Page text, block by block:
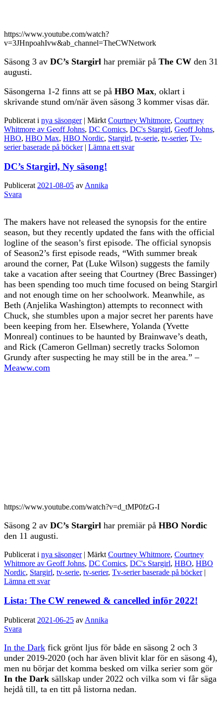
https://www.youtube.com/watch?
v=3JHnpoahIvw&ab_channel=TheCWNetwork
Säsong 3 av DC’s Stargirl har premiär på The CW den 31
augusti.
Säsongerna 1-2 finns att se på HBO Max, oklart i
skrivande stund om/när även säsong 3 kommer visas där.
Publicerat i nya säsonger | Märkt Courtney Whitmore, Courtney
Whitmore av Geoff Johns, DC Comics, DC's Stargirl, Geoff Johns,
HBO, HBO Max, HBO Nordic, Stargirl, tv-serie, tv-serier, Tv-
serier baserade på böcker | Lämna ett svar
DC’s Stargirl, Ny säsong!
Publicerat 2021-08-05 av Annika
Svara
The makers have not released the synopsis for the entire
season, but they recently updated the fans with the official
logline of the season’s first episode. The official synopsis
of Season2’s first episode reads, “With summer break
around the corner, Pat (Luke Wilson) suggests the family
take a vacation after seeing that Courtney (Brec Bassinger)
has been spending too much time focused on being Stargirl
and not enough time on her schoolwork. Meanwhile, as
Beth (Anjelika Washington) attempts to reconnect with
Chuck, she stumbles upon a major secret her parents have
been keeping from her. Elsewhere, Yolanda (Yvette
Monreal) continues to be haunted by Brainwave’s death,
and Rick (Cameron Gellman) secretly tracks Solomon
Grundy after suspecting he may still be in the area.” –
Meaww.com
https://www.youtube.com/watch?v=d_tMP0fzG-I
Säsong 2 av DC’s Stargirl har premiär på HBO Nordic
den 11 augusti.
Publicerat i nya säsonger | Märkt Courtney Whitmore, Courtney
Whitmore av Geoff Johns, DC Comics, DC's Stargirl, HBO, HBO
Nordic, Stargirl, tv-serie, tv-serier, Tv-serier baserade på böcker |
Lämna ett svar
Lista: The CW renewed & cancelled inför 2022!
Publicerat 2021-06-25 av Annika
Svara
In the Dark fick grönt ljus för både en säsong 2 och 3
under 2019-2020 (och har även blivit klar för en säsong 4),
men nu börjar det komma besked om vilka serier som gör
In the Dark sällskap under 2022 och vilka som vi får säga
hejdå till, ta en titt på listorna nedan.